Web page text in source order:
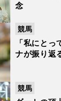
念
「私にと
ナが振り返
競馬
競馬